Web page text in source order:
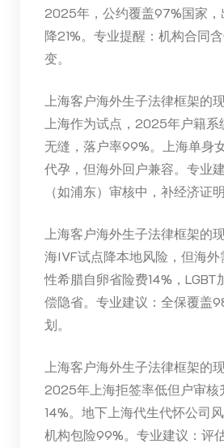
2025年，公约覆盖97%国家，
降21%。专业提醒：机构合同
变。
上海客户海外生子法律框架的
上海作为试点，2025年户籍系
无缝，落户率99%。上海单身
代孕，但海外回户兼容。专业
（如浦东）审核中，补经济证明
上海客户海外生子法律框架的
海IVF试点降本地风险，但海
性希腊自卵省险费14%，LGBT
偿隐省。专业建议：全保覆盖
划。
上海客户海外生子法律框架的
2025年上海拒签率低但户审核
14%。地下上海代生代怀公司
机构包险99%。专业建议：评